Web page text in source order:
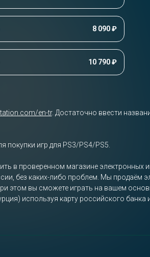
8 090 ₽
10 790 ₽
en-tr. Достаточно ввести
покупки игр для PS3/PS4/PS5.
в проверенном магазине электронных
без каких-либо проблем. Мы продаём
этом вы сможете играть на вашем
используя карту российского